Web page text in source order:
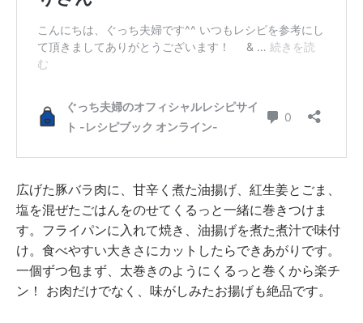
広げた豚バラ肉に、甘辛く煮た油揚げ、紅生姜とごま、
塩を混ぜたごはんをのせてくるっと一緒に巻きつけま
す。フライパンに入れて焼き、油揚げを煮た煮汁で味付
け。食べやすい大きさにカットしたらできあがりです。
一個ずつ包まず、太巻きのようにくるっと巻くから楽チ
ン！ お肉だけでなく、味がしみたお揚げも絶品です。